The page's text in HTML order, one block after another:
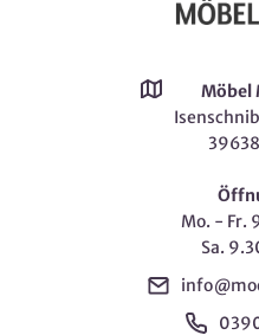
Möbel
Mo. - Fr.
Sa.